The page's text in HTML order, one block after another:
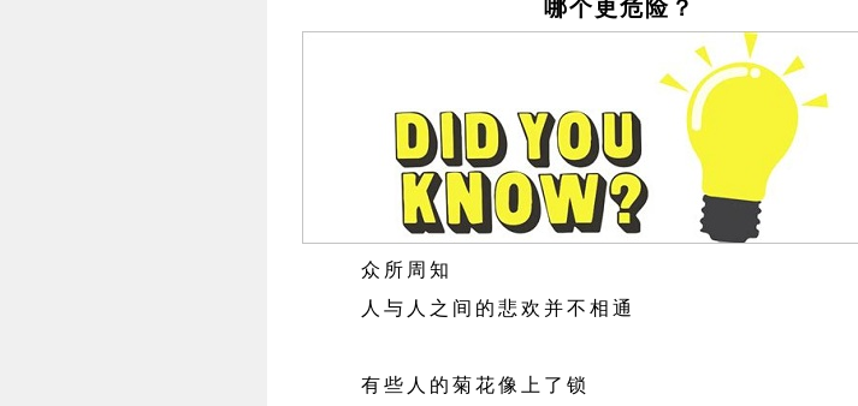
哪个更危险？
众所周知
人与人之间的悲欢并不相通
有些人的菊花像上了锁